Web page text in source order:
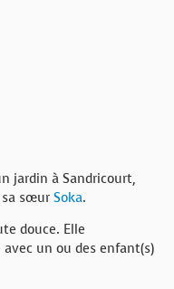
jardin à Sandricourt,
sœur Soka.
douce. Elle
un ou des enfant(s)